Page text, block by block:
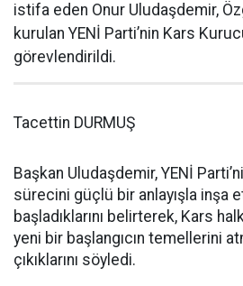
istifa eden Onur Uludaşdemir,
kurulan YENİ Parti’nin Kars
görevlendirildi.
Tacettin DURMUŞ
Başkan Uludaşdemir, YENİ
sürecini güçlü bir anlayışla inşa
başladıklarını belirterek, Kars
yeni bir başlangıcın temellerini
çıkıklarını söyledi.